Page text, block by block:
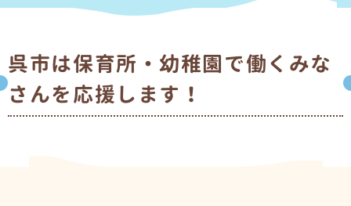
呉市は保育所・幼稚園で働くみな
さんを応援します！